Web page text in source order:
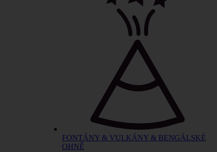
FONTÁNY & VULKÁNY & BENGÁLSKÉ
OHNĚ